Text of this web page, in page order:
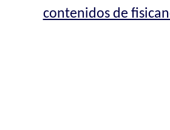
contenidos de